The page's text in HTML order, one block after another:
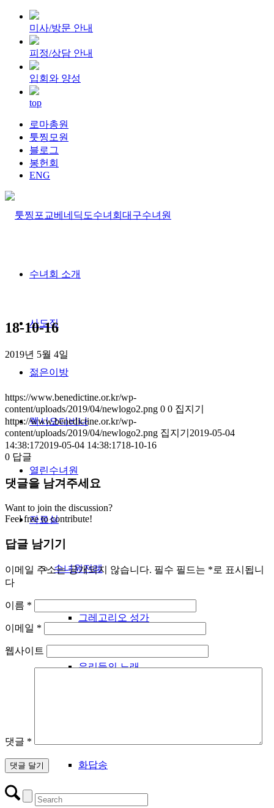
미사/방문 안내
피정/상담 안내
입회와 양성
top
로마총원
툿찡모원
블로그
봉헌회
ENG
수녀회 소개
사도직
젊은이방
렉시오디비나
열린수녀원
자료실
수녀원전례
그레고리오 성가
우리들의 노래
화답송
18-10-16
2019년 5월 4일
https://www.benedictine.or.kr/wp-
content/uploads/2019/04/newlogo2.png 0 0 집지기
https://www.benedictine.or.kr/wp-
content/uploads/2019/04/newlogo2.png 집지기 2019-05-04
14:38:172019-05-04 14:38:1718-10-16
0 답글
댓글을 남겨주세요
Want to join the discussion?
Feel free to contribute!
답글 남기기
이메일 주소는 공개되지 않습니다. 필수 필드는 *로 표시됩니
다
이름 *
이메일 *
웹사이트
댓글 *